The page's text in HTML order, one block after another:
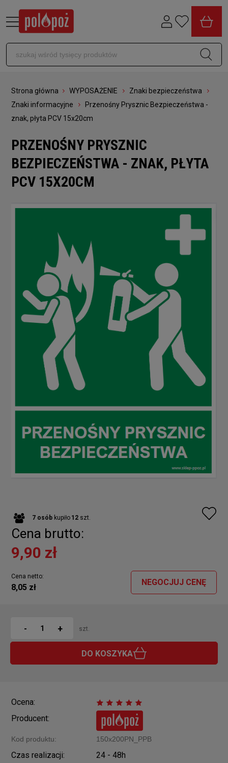
Strona główna WYPOSAŻENIE
Znaki bezpieczeństwa
Znaki informacyjne
Przenośny Prysznic Bezpieczeństwa -
znak, płyta PCV 15x20cm
PRZENOŚNY PRYSZNIC
BEZPIECZEŃSTWA - ZNAK, PŁYTA
PCV 15X20CM
7 osób kupiło 12 szt.
Cena brutto:
9,90 zł
Cena netto:
8,05 zł
NEGOCJUJ CENĘ
- + szt.
DO KOSZYKA
Ocena:
Producent:
Kod produktu: 150x200PN_PPB
Czas realizacji:
24 - 48h